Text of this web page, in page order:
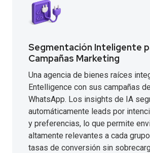
Segmentación Inteligente
Campañas Marketing
Una agencia de bienes raíces
Entelligence con sus campañas
WhatsApp. Los insights de IA
automáticamente leads por
y preferencias, lo que permite
altamente relevantes a cada
tasas de conversión sin